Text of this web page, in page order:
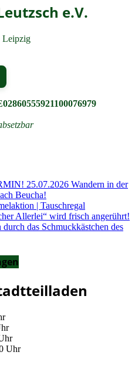
e.V.
Leipzig
25.07.2026 Wandern in der
Beucha!
| Tauschregal
Allerlei“ wird frisch angerührt!
das Schmuckkästchen des
Uhr